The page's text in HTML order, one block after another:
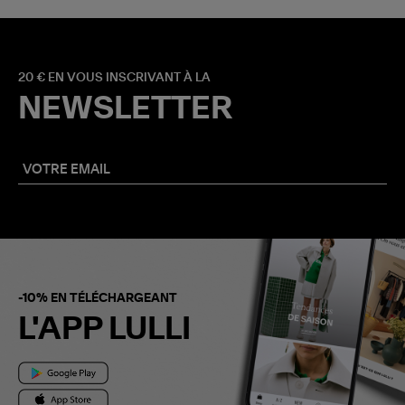
20 € EN VOUS INSCRIVANT À LA
NEWSLETTER
-10% EN TÉLÉCHARGEANT
L'APP LULLI